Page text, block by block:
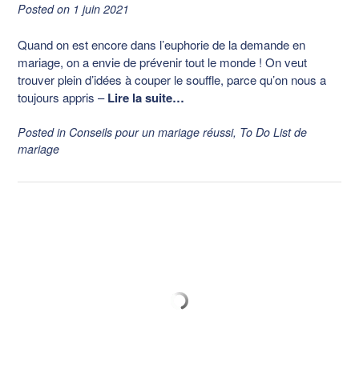
Posted on 1 juin 2021
Quand on est encore dans l’euphorie de la demande en
mariage, on a envie de prévenir tout le monde ! On veut
trouver plein d’idées à couper le souffle, parce qu’on nous a
toujours appris –Lire la suite…
Posted in Conseils pour un mariage réussi, To Do List de
mariage